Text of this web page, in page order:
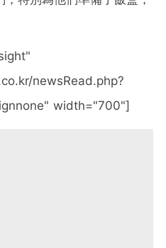
newsRead.php?
width="700"]